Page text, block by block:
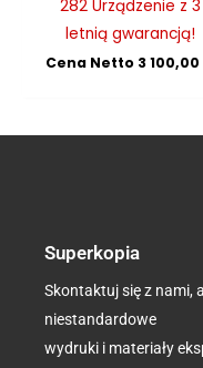
282 Urządzenie z 3
letnią gwarancją!
Cena Netto 3 100,00
Superkopia
Skontaktuj się z nami,
niestandardowe
wydruki i materiały